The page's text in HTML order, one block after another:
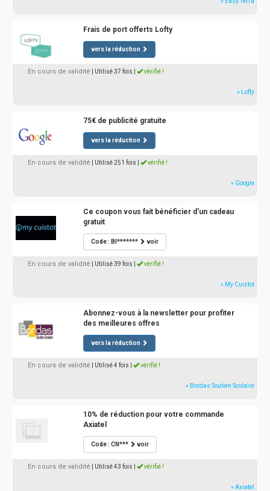
Frais de port offerts Lofty
vers la réduction
En cours de validité | Utilisé 37 fois vérifié !
» Lofty
75€ de publicité gratuite
vers la réduction
En cours de validité | Utilisé 251 fois vérifié !
» Google
Ce coupon vous fait bénéficier d'un cadeau
gratuit
Code : BI******* voir
En cours de validité | Utilisé 39 fois vérifié !
» My Cuistot
Abonnez-vous à la newsletter pour profiter
des meilleures offres
vers la réduction
En cours de validité | Utilisé 4 fois vérifié !
» Bordas Soutien Scolaire
10% de réduction pour votre commande
Axiatel
Code : CN*** voir
En cours de validité | Utilisé 43 fois vérifié !
» Axiatel